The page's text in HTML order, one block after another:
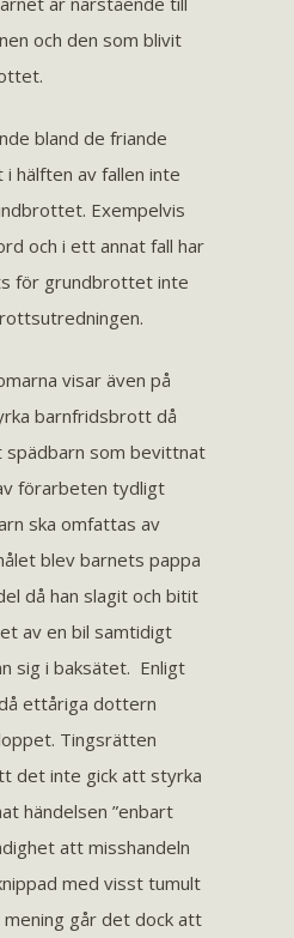
och den som blivit
bland de friande
hälften av fallen inte
Exempelvis
och i ett annat fall har
för grundbrottet inte
visar även på
barnfridsbrott då
som bevittnat
förarbeten tydligt
ska omfattas av
blev barnets pappa
då han slagit och bitit
av en bil samtidigt
sig i baksätet. Enligt
ettåriga dottern
Tingsrätten
det inte gick att styrka
händelsen ”enbart
att misshandeln
med visst tumult
mening går det dock att